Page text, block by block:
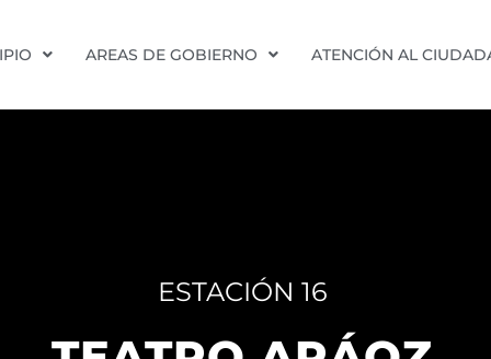
AREAS DE GOBIERNO ATENCIÓN AL
ESTACIÓN 16